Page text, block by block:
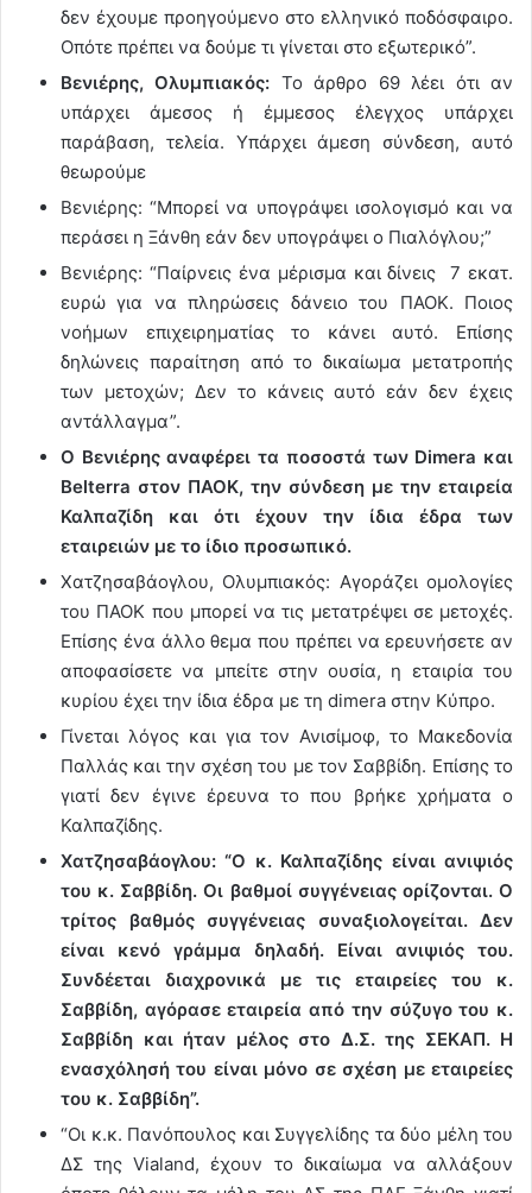
δεν έχουμε προηγούμενο στο ελληνικό ποδόσφαιρο.
Οπότε πρέπει να δούμε τι γίνεται στο εξωτερικό”.
Βενιέρης, Ολυμπιακός: Το άρθρο 69 λέει ότι αν
υπάρχει άμεσος ή έμμεσος έλεγχος υπάρχει
παράβαση, τελεία. Υπάρχει άμεση σύνδεση, αυτό
θεωρούμε
Βενιέρης: “Μπορεί να υπογράψει ισολογισμό και να
περάσει η Ξάνθη εάν δεν υπογράψει ο Πιαλόγλου;”
Βενιέρης: “Παίρνεις ένα μέρισμα και δίνεις 7 εκατ.
ευρώ για να πληρώσεις δάνειο του ΠΑΟΚ. Ποιος
νοήμων επιχειρηματίας το κάνει αυτό. Επίσης
δηλώνεις παραίτηση από το δικαίωμα μετατροπής
των μετοχών; Δεν το κάνεις αυτό εάν δεν έχεις
αντάλλαγμα”.
Ο Βενιέρης αναφέρει τα ποσοστά των Dimera και
Belterra στον ΠΑΟΚ, την σύνδεση με την εταιρεία
Καλπαζίδη και ότι έχουν την ίδια έδρα των
εταιρειών με το ίδιο προσωπικό.
Χατζησαβάογλου, Ολυμπιακός: Αγοράζει ομολογίες
του ΠΑΟΚ που μπορεί να τις μετατρέψει σε μετοχές.
Επίσης ένα άλλο θεμα που πρέπει να ερευνήσετε αν
αποφασίσετε να μπείτε στην ουσία, η εταιρία του
κυρίου έχει την ίδια έδρα με τη dimera στην Κύπρο.
Γίνεται λόγος και για τον Ανισίμοφ, το Μακεδονία
Παλλάς και την σχέση του με τον Σαββίδη. Επίσης το
γιατί δεν έγινε έρευνα το που βρήκε χρήματα ο
Καλπαζίδης.
Χατζησαβάογλου: “Ο κ. Καλπαζίδης είναι ανιψιός
του κ. Σαββίδη. Οι βαθμοί συγγένειας ορίζονται. Ο
τρίτος βαθμός συγγένειας συναξιολογείται. Δεν
είναι κενό γράμμα δηλαδή. Είναι ανιψιός του.
Συνδέεται διαχρονικά με τις εταιρείες του κ.
Σαββίδη, αγόρασε εταιρεία από την σύζυγο του κ.
Σαββίδη και ήταν μέλος στο Δ.Σ. της ΣΕΚΑΠ. Η
ενασχόλησή του είναι μόνο σε σχέση με εταιρείες
του κ. Σαββίδη”.
“Οι κ.κ. Πανόπουλος και Συγγελίδης τα δύο μέλη του
ΔΣ της Vialand, έχουν το δικαίωμα να αλλάξουν